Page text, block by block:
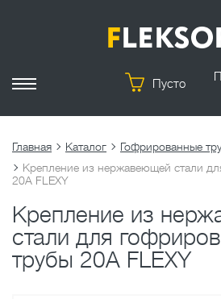
Пусто
Главная Каталог
Крепление из нержавеющей стали
20А FLEXY
Крепление из
стали для
трубы 20А FLEXY